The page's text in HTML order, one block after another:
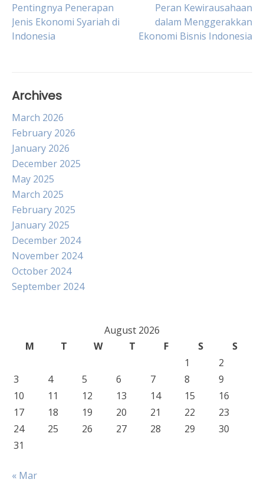
Post
navigation
Pentingnya Penerapan
Jenis Ekonomi Syariah di
Indonesia
Peran Kewirausahaan
dalam Menggerakkan
Ekonomi Bisnis Indonesia
Archives
March 2026
February 2026
January 2026
December 2025
May 2025
March 2025
February 2025
January 2025
December 2024
November 2024
October 2024
September 2024
August 2026
M
T W T F S
S
1
2
3
4 5 6 7 8
9
10
11 12 13 14 15
16
17
18 19 20 21 22
23
24
25 26 27 28 29
30
31
« Mar